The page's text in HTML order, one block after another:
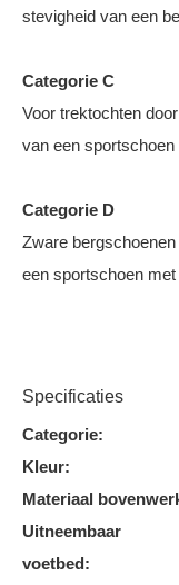
stevigheid van een
Categorie C
Voor trektochten
van een
Categorie D
Zware
een sportschoen
Specificaties
Categorie:
Kleur:
Materiaal
Uitneembaar
voetbed: